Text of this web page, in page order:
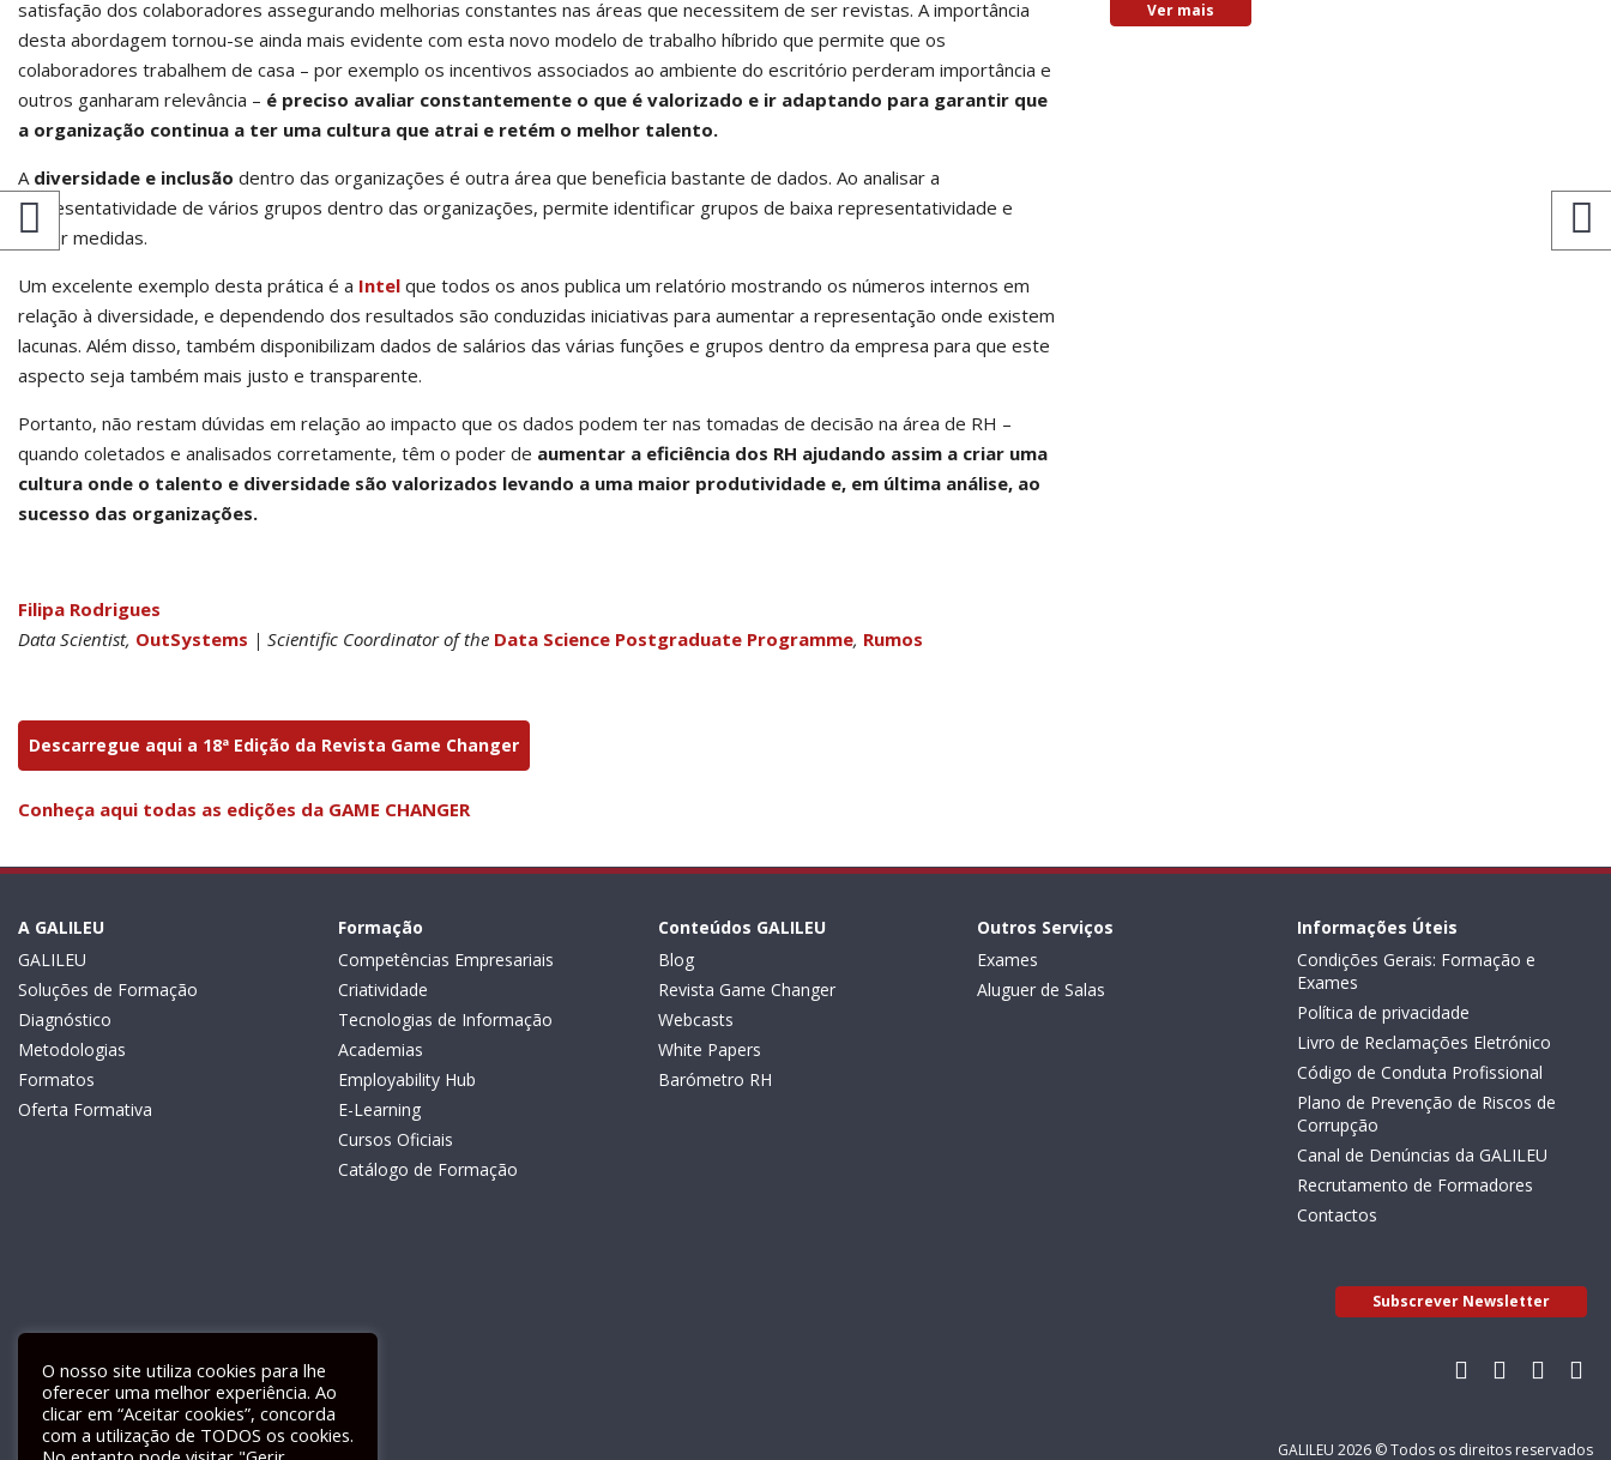
satisfação dos colaboradores assegurando melhorias constantes nas áreas que necessitem de ser revistas. A importância
desta abordagem tornou-se ainda mais evidente com esta novo modelo de trabalho híbrido que permite que os
colaboradores trabalhem de casa – por exemplo os incentivos associados ao ambiente do escritório perderam importância e
outros ganharam relevância – é preciso avaliar constantemente o que é valorizado e ir adaptando para garantir que
a organização continua a ter uma cultura que atrai e retém o melhor talento.
A diversidade e inclusão dentro das organizações é outra área que beneficia bastante de dados. Ao analisar a
representatividade de vários grupos dentro das organizações, permite identificar grupos de baixa representatividade e
tomar medidas.
Um excelente exemplo desta prática é a Intel que todos os anos publica um relatório mostrando os números internos em
relação à diversidade, e dependendo dos resultados são conduzidas iniciativas para aumentar a representação onde existem
lacunas. Além disso, também disponibilizam dados de salários das várias funções e grupos dentro da empresa para que este
aspecto seja também mais justo e transparente.
Portanto, não restam dúvidas em relação ao impacto que os dados podem ter nas tomadas de decisão na área de RH –
quando coletados e analisados corretamente, têm o poder de aumentar a eficiência dos RH ajudando assim a criar uma
cultura onde o talento e diversidade são valorizados levando a uma maior produtividade e, em última análise, ao
sucesso das organizações.
Filipa Rodrigues
Data Scientist, OutSystems | Scientific Coordinator of the Data Science Postgraduate Programme, Rumos
Descarregue aqui a 18ª Edição da Revista Game Changer
Conheça aqui todas as edições da GAME CHANGER
Ver mais
A GALILEU
GALILEU
Soluções de Formação
Diagnóstico
Metodologias
Formatos
Oferta Formativa
Formação
Competências Empresariais
Criatividade
Tecnologias de Informação
Academias
Employability Hub
E-Learning
Cursos Oficiais
Catálogo de Formação
Conteúdos GALILEU
Blog
Revista Game Changer
Webcasts
White Papers
Barómetro RH
Outros Serviços
Exames
Aluguer de Salas
Informações Úteis
Condições Gerais: Formação e
Exames
Política de privacidade
Livro de Reclamações Eletrónico
Código de Conduta Profissional
Plano de Prevenção de Riscos de
Corrupção
Canal de Denúncias da GALILEU
Recrutamento de Formadores
Contactos
Subscrever Newsletter
Livro de Reclamações Electrónico GALILEU 2026 © Todos os direitos reservados
O nosso site utiliza cookies para lhe
oferecer uma melhor experiência. Ao
clicar em “Aceitar cookies”, concorda
com a utilização de TODOS os cookies.